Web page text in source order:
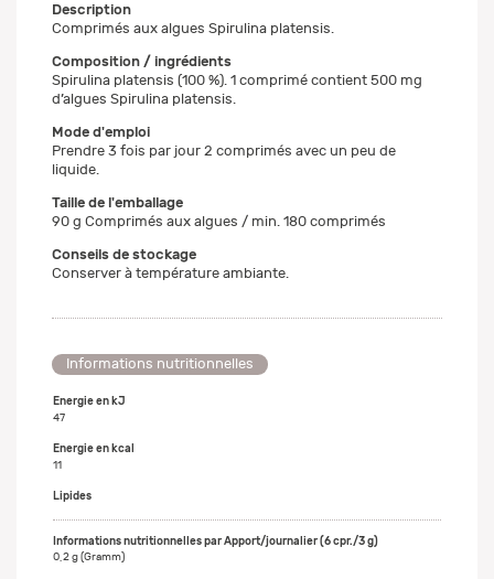
Description
Comprimés aux algues Spirulina platensis.
Composition / ingrédients
Spirulina platensis (100 %). 1 comprimé contient 500 mg
d’algues Spirulina platensis.
Mode d'emploi
Prendre 3 fois par jour 2 comprimés avec un peu de
liquide.
Taille de l'emballage
90 g Comprimés aux algues / min. 180 comprimés
Conseils de stockage
Conserver à température ambiante.
Informations nutritionnelles
Energie en kJ
47
Energie en kcal
11
Lipides
0,2 g (Gramm)